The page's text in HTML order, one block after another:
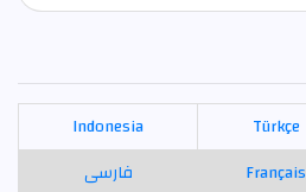
Türkçe
Indonesia
Français
فارسی